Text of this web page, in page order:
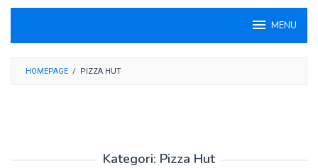
MENU
HOMEPAGE / PIZZA HUT
Kategori: Pizza Hut